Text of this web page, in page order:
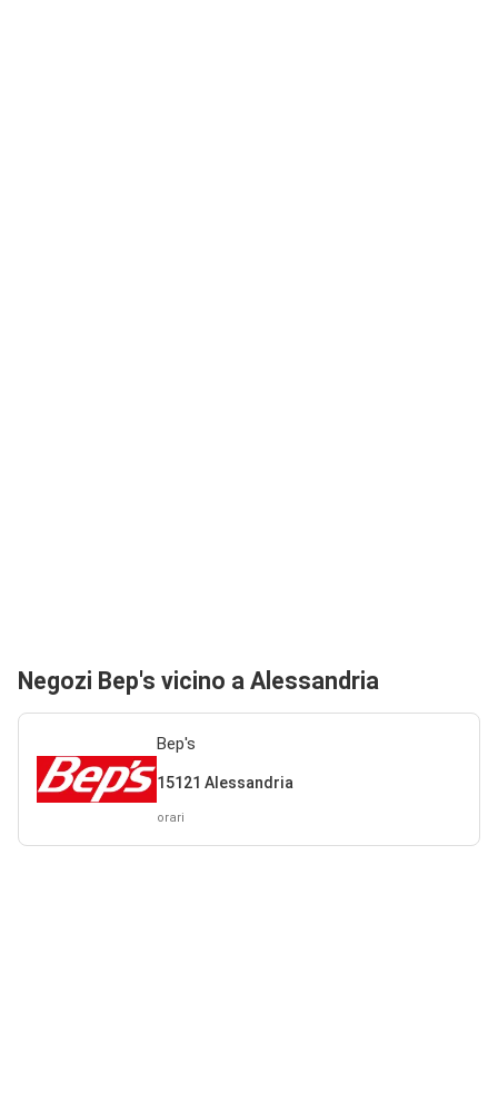
Negozi Bep's vicino a Alessandria
Bep's
15121 Alessandria
orari